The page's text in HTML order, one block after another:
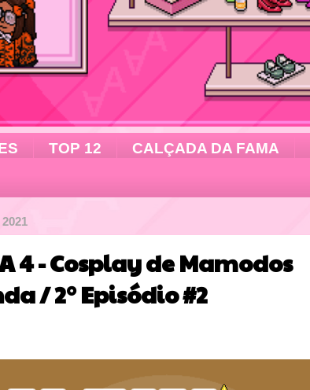
TOP 12 CALÇADA DA FAMA
4 - Cosplay de Mamodos
/ 2° Episódio #2